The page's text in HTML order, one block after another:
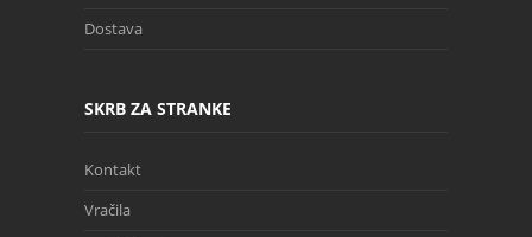
Dostava
SKRB ZA STRANKE
Kontakt
Vračila